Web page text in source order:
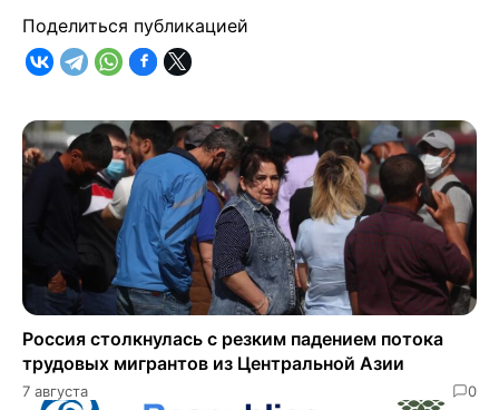
Поделиться публикацией
Россия столкнулась с резким падением потока
трудовых мигрантов из Центральной Азии
7 августа 0